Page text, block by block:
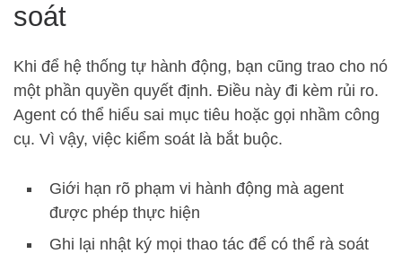
soát
Khi để hệ thống tự hành động, bạn cũng trao cho nó
một phần quyền quyết định. Điều này đi kèm rủi ro.
Agent có thể hiểu sai mục tiêu hoặc gọi nhầm công
cụ. Vì vậy, việc kiểm soát là bắt buộc.
Giới hạn rõ phạm vi hành động mà agent
được phép thực hiện
Ghi lại nhật ký mọi thao tác để có thể rà soát